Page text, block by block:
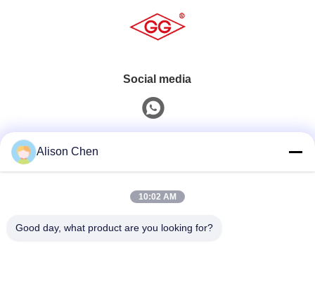
Social media
0086-20-82505003
Alison Chen
10:02 AM
Good day, what product are you looking for?